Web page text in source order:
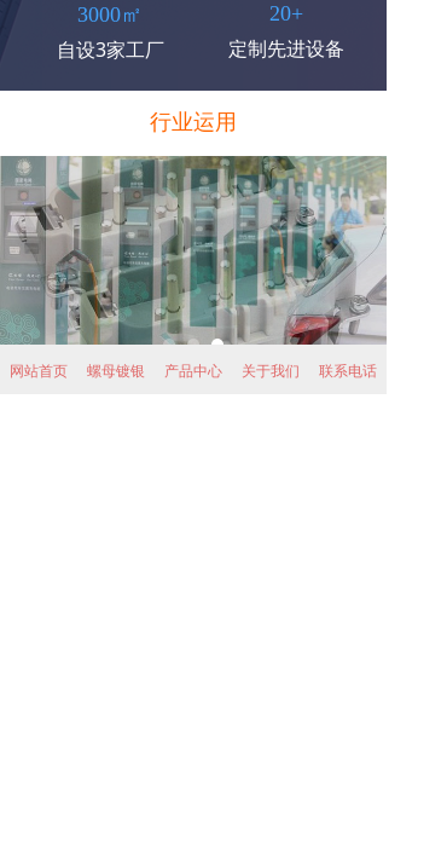
3000㎡
自设3家工厂
20+
定制先进设备
行业运用
网站首页 螺母镀银 产品中心 关于我们 联系电话